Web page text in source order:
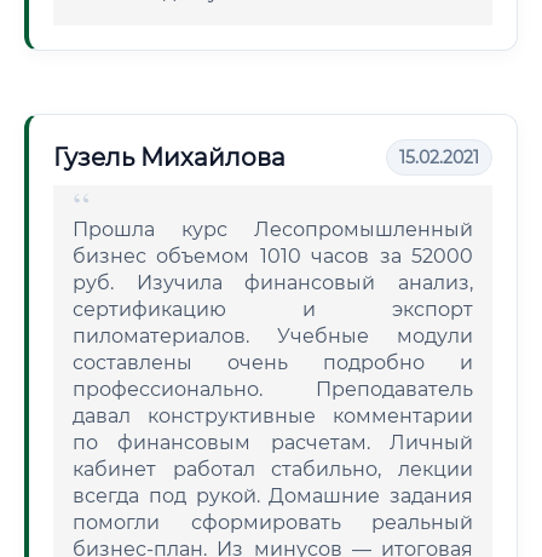
Гузель Михайлова 15.02.2021
Прошла курс Лесопромышленный
бизнес объемом 1010 часов за 52000
руб. Изучила финансовый анализ,
сертификацию и экспорт
пиломатериалов. Учебные модули
составлены очень подробно и
профессионально. Преподаватель
давал конструктивные комментарии
по финансовым расчетам. Личный
кабинет работал стабильно, лекции
всегда под рукой. Домашние задания
помогли сформировать реальный
бизнес-план. Из минусов — итоговая